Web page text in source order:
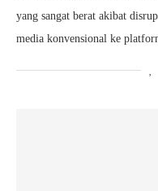
yang sangat berat akibat
media konvensional ke